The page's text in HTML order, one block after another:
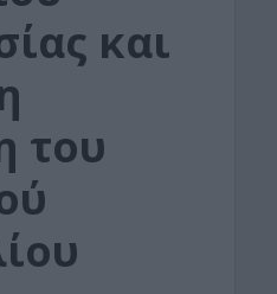
και
του